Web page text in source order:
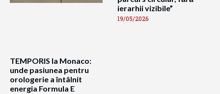
TEMPORIS la Monaco:
unde pasiunea pentru
orologerie a întâlnit
energia Formula E
ierarhii vizibile”
19/05/2026